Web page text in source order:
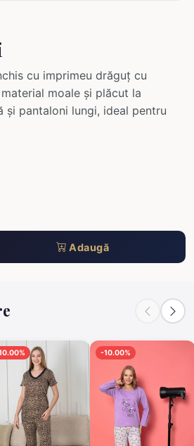
cu imprimeu drăguț cu
moale și plăcut la
și pantaloni lungi, ideal pentru
Adaugă
-10.00%